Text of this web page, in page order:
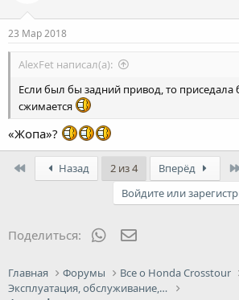
:
23 Мар 2018
AlexFet написал(а):
Если был бы задний привод, то приседала
сжимается
«Жопа»?
Назад 2 из 4 Вперёд
Войдите или
Поделиться: WhatsApp
Главная Форумы
Все о Honda Crosstour
Эксплуатация, обслуживание, ремонт